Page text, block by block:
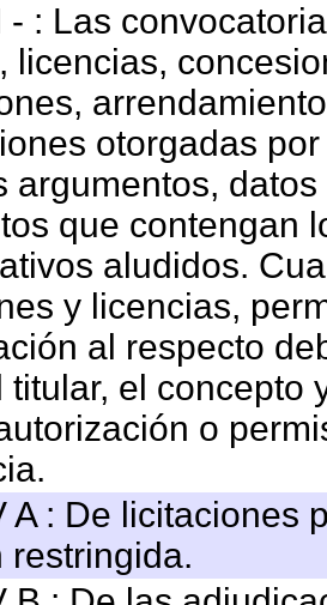
- : Las
licencias,
otorgadas
argumentos,
que contengan
aludidos.
y licencias,
al respecto
titular, el concepto
o
A : De licitaciones
restringida.